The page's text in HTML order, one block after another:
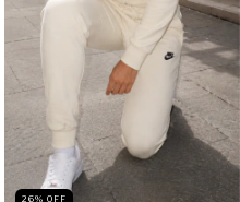
26% OFF